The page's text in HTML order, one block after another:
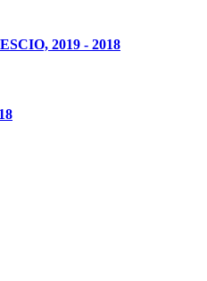
2019 - 2018